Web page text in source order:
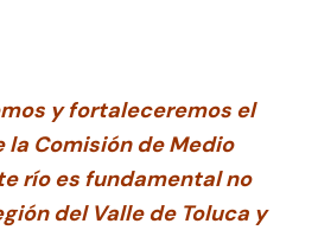
y fortaleceremos el
Comisión de Medio
río es fundamental no
del Valle de Toluca y